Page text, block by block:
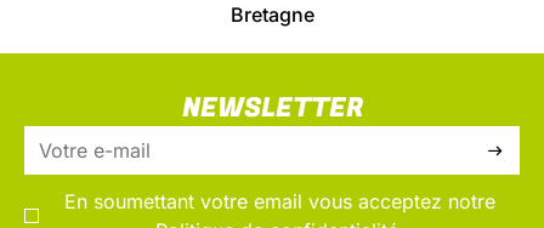
Bretagne
NEWSLETTER
En soumettant votre email vous acceptez notre